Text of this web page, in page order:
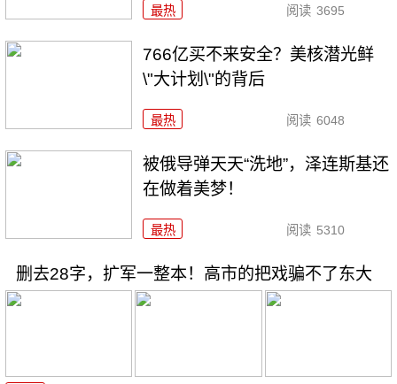
最热 阅读 3695
766亿买不来安全？美核潜光鲜
\"大计划\"的背后
最热 阅读 6048
被俄导弹天天“洗地”，泽连斯基还
在做着美梦！
最热 阅读 5310
删去28字，扩军一整本！高市的把戏骗不了东大